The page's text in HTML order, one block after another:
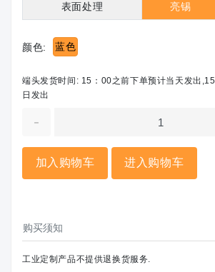
表面处理 亮锡
颜色: 蓝色
端头发货时间: 15：00之前下单预计当天发出
日发出
-
加入购物车 进入购物车
购买须知
工业定制产品不提供退换货服务.